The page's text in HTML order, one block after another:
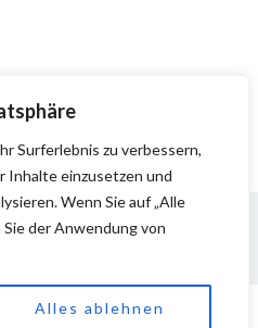
Surferlebnis zu verbessern,
Inhalte einzusetzen und
Wenn Sie auf „Alle
der Anwendung von
Alles ablehnen